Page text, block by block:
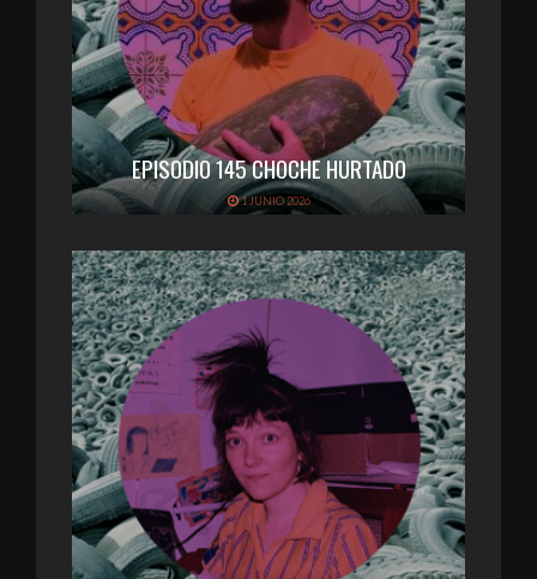
EPISODIO 145 CHOCHE HURTADO
1 JUNIO 2026